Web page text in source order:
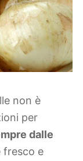
non è
per
dalle
fresco e